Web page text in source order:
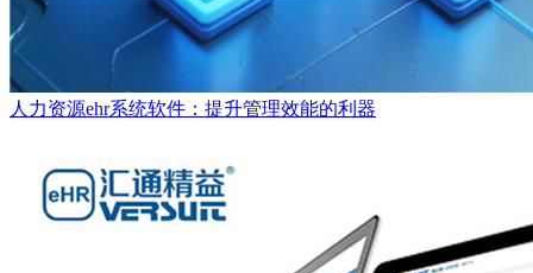
人力资源ehr系统软件：提升管理效能的利器